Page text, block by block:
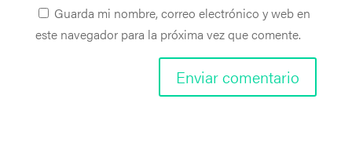
Guarda mi nombre, correo electrónico y web en
este navegador para la próxima vez que comente.